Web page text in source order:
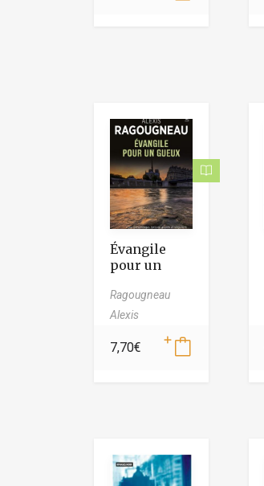
Évangile
pour un
Ragougneau
Alexis
7,70€